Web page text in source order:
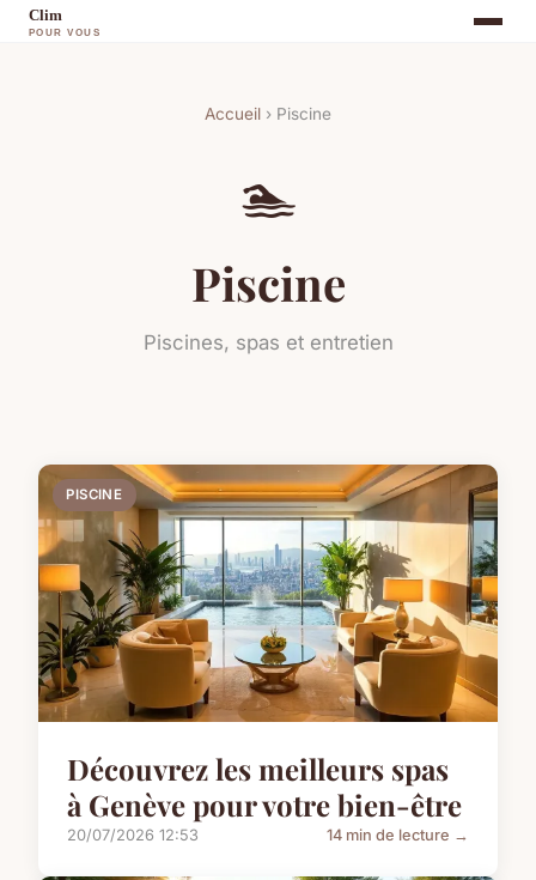
Accueil › Piscine
🏊
Piscine
Piscines, spas et entretien
PISCINE
Découvrez les meilleurs spas
à Genève pour votre bien-être
20/07/2026 12:53 14 min de lecture →